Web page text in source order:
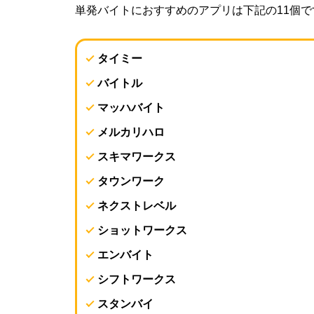
単発バイトにおすすめのアプリは下記の11個
タイミー
バイトル
マッハバイト
メルカリハロ
スキマワークス
タウンワーク
ネクストレベル
ショットワークス
エンバイト
シフトワークス
スタンバイ